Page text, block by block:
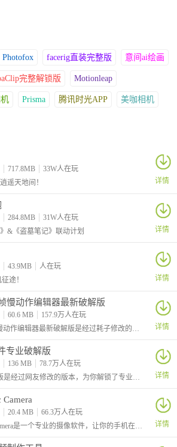
Photofox facerig直装完整版 意间ai绘画
完整解锁版 Motionleap
Prisma 腾讯时光APP 美咖相机
717.8MB
33W人在玩
遥天地间！
详情
284.8MB
31W人在玩
&《盗墓笔记》联动计划
详情
43.9MB
人在玩
途！
详情
慢动作编辑器最新破解版
60.6 MB
157.9万人在玩
TimeCut补帧慢动作编辑器最新破解版是经过耗子修改的版本，在这里解锁了付费版的功能，让大家可以更加方便的对视频进行补帧。我们在进行视频慢动作处理的时候，经常会出现帧数不够的情况
详情
专业破解版
136 MB
78.7万人在玩
NV剪辑破解版是经过网友修改的版本，为你解锁了专业版的功能，并且安装完成后就是终生会员，永久免费使用。虽然该软件基础功能都是免费的
详情
20.4 MB
66.3万人在玩
Blackmagic Camera是一个专业的摄像软件，让你的手机在拍摄的时候可以有着更好的效果，将专业的数字电影摄影机控制及图像处理功能融入大家的手机
详情